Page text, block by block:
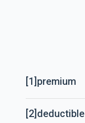
[1]premium
[2]deductible